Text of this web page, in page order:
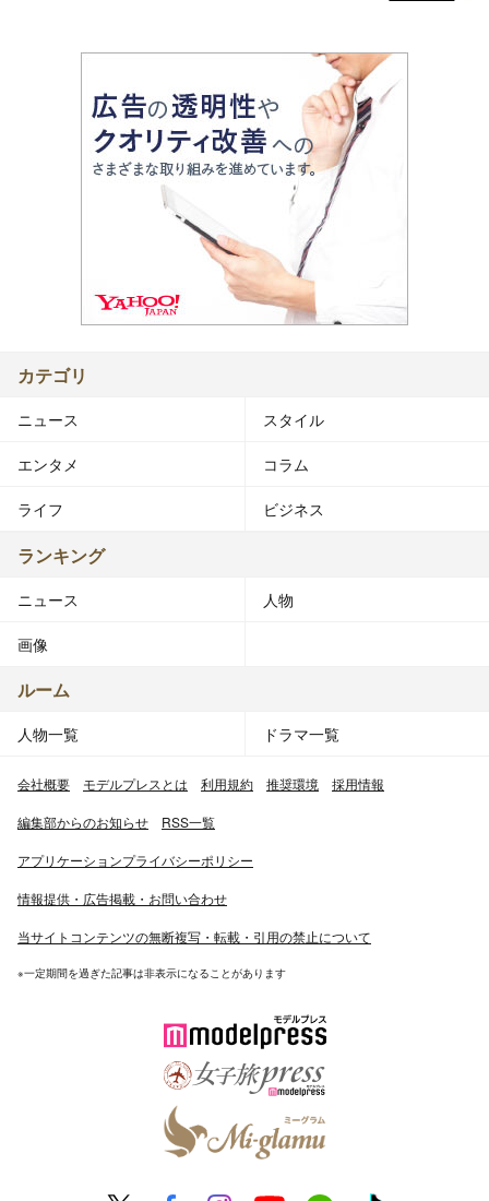
カテゴリ
ニュース スタイル
エンタメ コラム
ライフ ビジネス
ランキング
ニュース 人物
画像
ルーム
人物一覧 ドラマ一覧
会社概要 モデルプレスとは 利用規約 推奨環境 採用情報
編集部からのお知らせ RSS一覧
アプリケーションプライバシーポリシー
情報提供・広告掲載・お問い合わせ
当サイトコンテンツの無断複写・転載・引用の禁止について
※一定期間を過ぎた記事は非表示になることがあります